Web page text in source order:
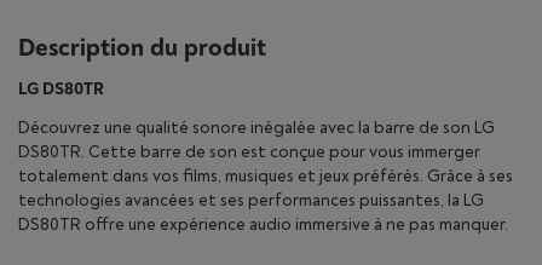
Description du produit
LG DS80TR
Découvrez une qualité sonore inégalée avec la barre de son LG
DS80TR. Cette barre de son est conçue pour vous immerger
totalement dans vos films, musiques et jeux préférés. Grâce à ses
technologies avancées et ses performances puissantes, la LG
DS80TR offre une expérience audio immersive à ne pas manquer.